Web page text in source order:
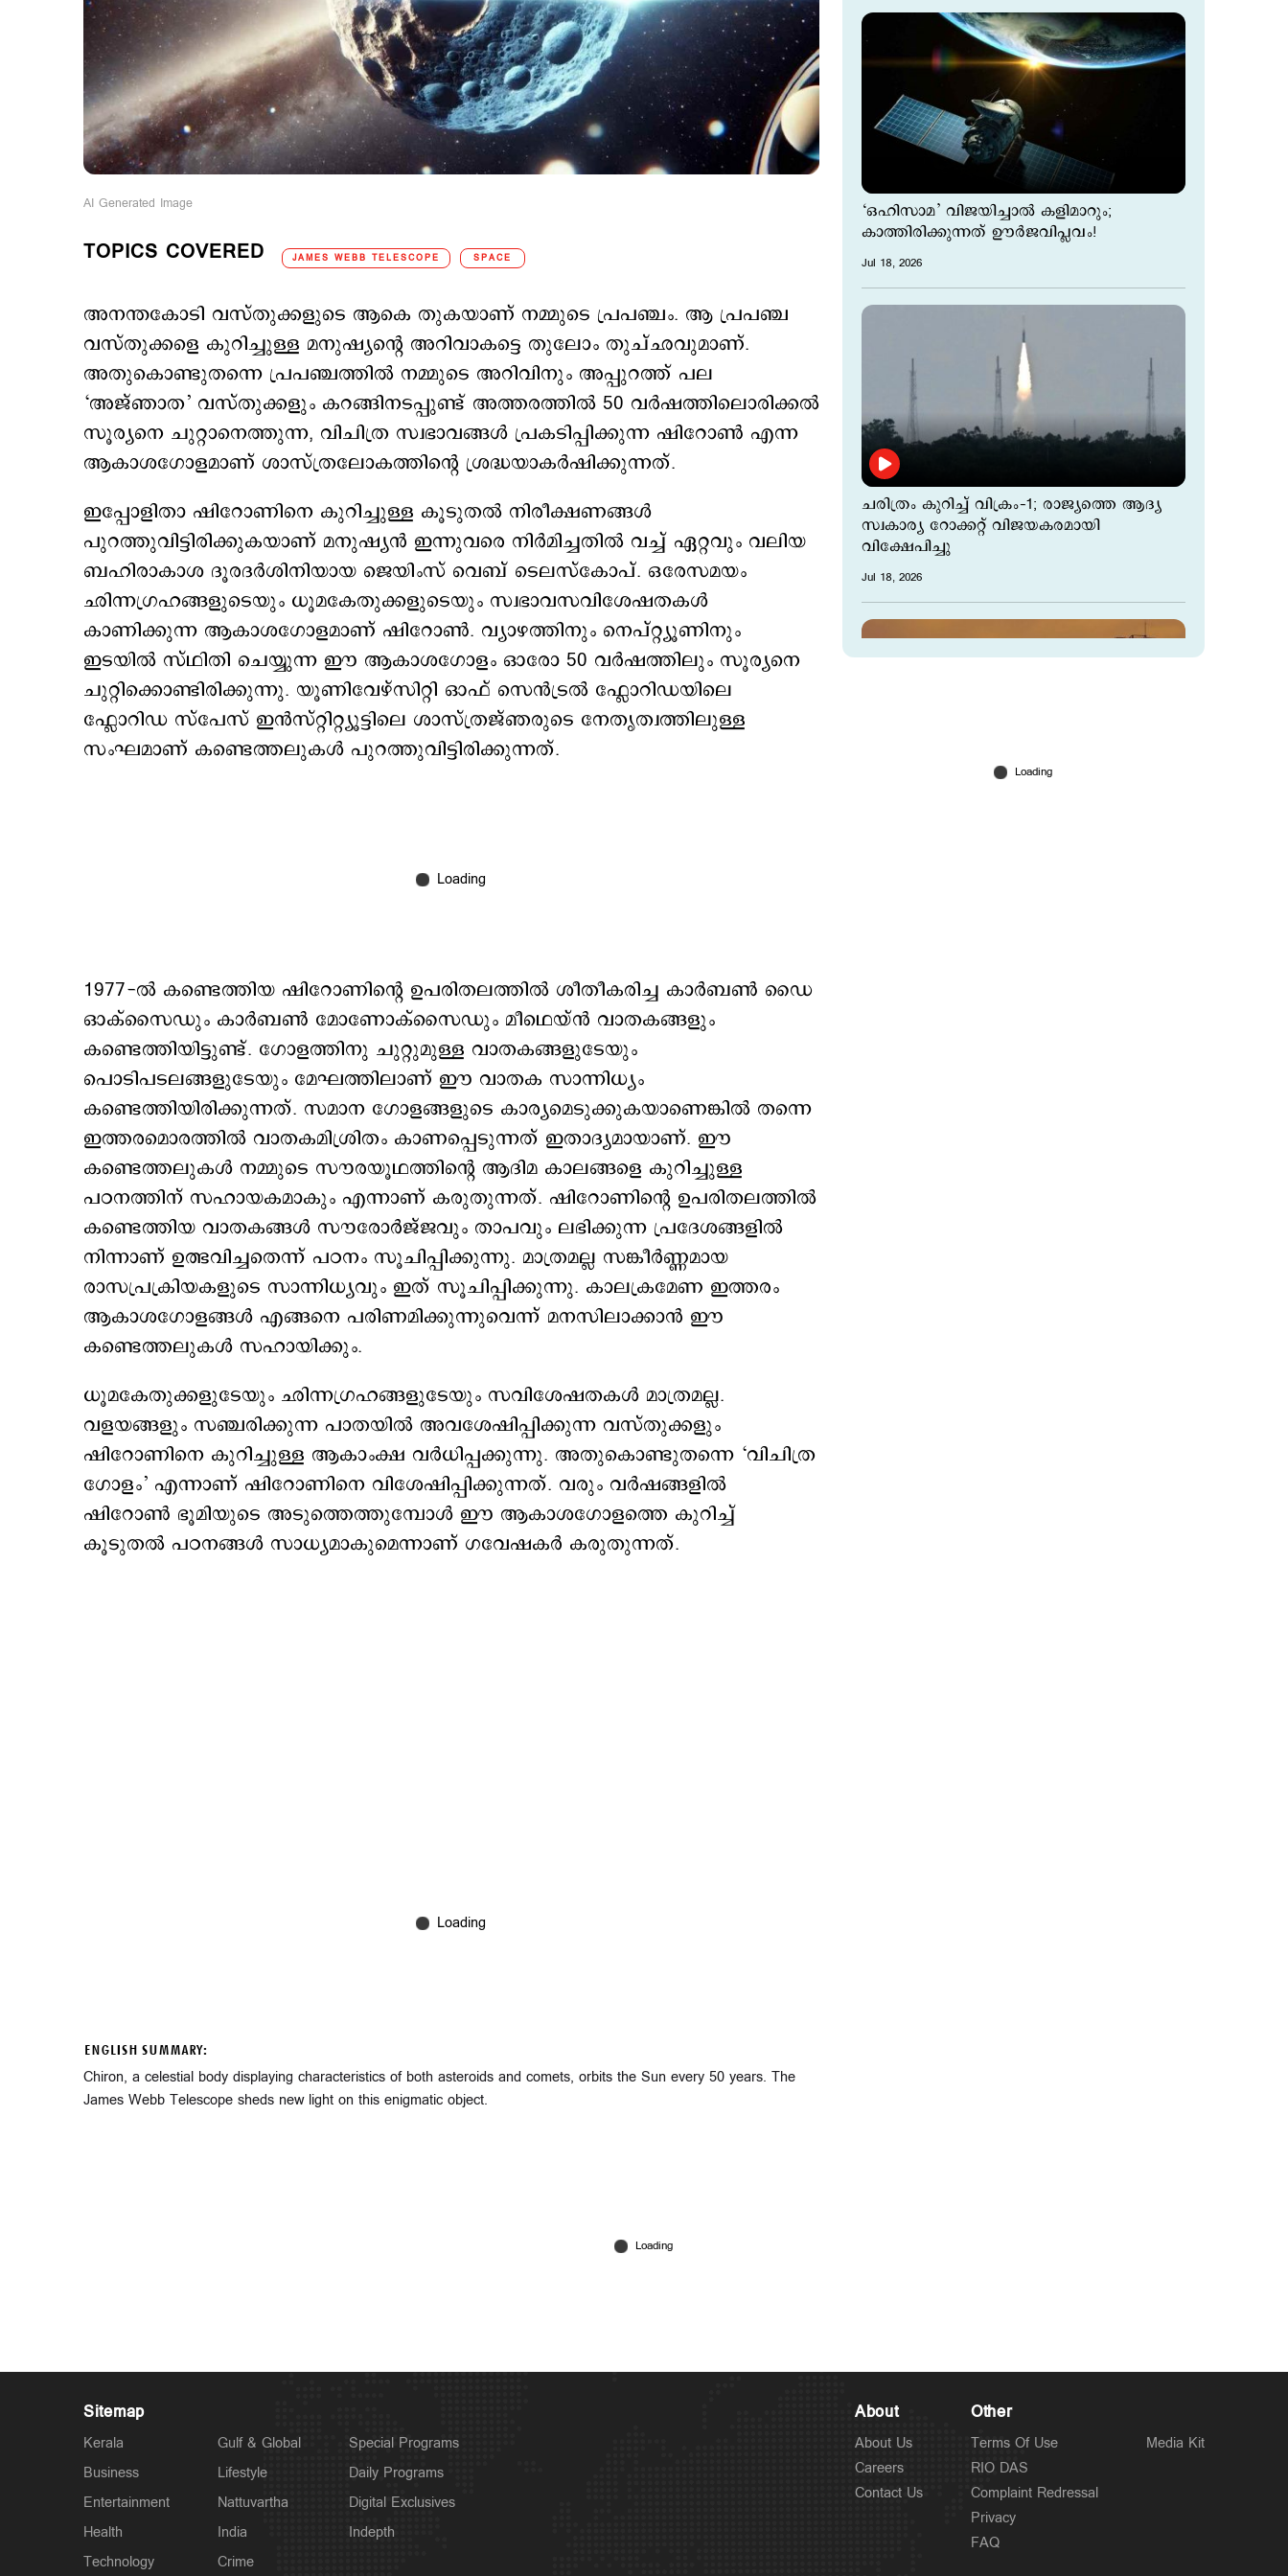
AI Generated Image
TOPICS COVERED JAMES WEBB TELESCOPE SPACE
അനന്തകോടി വസ്തുക്കളുടെ ആകെ തുകയാണ് നമ്മുടെ പ്രപഞ്ചം. ആ പ്രപഞ്ച
വസ്തുക്കളെ കുറിച്ചുള്ള മനുഷ്യന്‍റെ അറിവാകട്ടെ തുലോം തുച്ഛവുമാണ്.
അതുകൊണ്ടുതന്നെ പ്രപഞ്ചത്തില്‍ നമ്മുടെ അറിവിനും അപ്പുറത്ത് പല
‘അ‍‍ജ്ഞാത’ വസ്തുക്കളും കറങ്ങിനടപ്പുണ്ട് അത്തരത്തില്‍ 50 വര്‍ഷത്തിലൊരിക്കല്‍
സൂര്യനെ ചുറ്റാനെത്തുന്ന, വിചിത്ര സ്വഭാവങ്ങള്‍ പ്രകടിപ്പിക്കുന്ന ഷിറോണ്‍ എന്ന
ആകാശഗോളമാണ് ശാസ്ത്രലോകത്തിന്‍റെ ശ്രദ്ധയാകര്‍ഷിക്കുന്നത്.
ഇപ്പോളിതാ ഷിറോണിനെ കുറിച്ചുള്ള കൂടുതല്‍ നിരീക്ഷണങ്ങള്‍
പുറത്തുവിട്ടിരിക്കുകയാണ് മനുഷ്യന്‍ ഇന്നുവരെ നിര്‍മിച്ചതില്‍ വച്ച് ഏറ്റവും വലിയ
ബഹിരാകാശ ദൂരദര്‍ശിനിയായ ജെയിംസ് വെബ് ടെലസ്‌കോപ്. ഒരേസമയം
ഛിന്നഗ്രഹങ്ങളുടെയും ധൂമകേതുക്കളുടെയും സ്വഭാവസവിശേഷതകള്‍
കാണിക്കുന്ന ആകാശഗോളമാണ് ഷിറോണ്‍. വ്യാഴത്തിനും നെപ്റ്റ്യൂണിനും
ഇടയിൽ സ്ഥിതി ചെയ്യുന്ന ഈ ആകാശഗോളം ഓരോ 50 വർഷത്തിലും സൂര്യനെ
ചുറ്റിക്കൊണ്ടിരിക്കുന്നു. യൂണിവേഴ്‌സിറ്റി ഓഫ് സെൻട്രൽ ഫ്ലോറിഡയിലെ
ഫ്ലോറിഡ സ്‌പേസ് ഇൻസ്റ്റിറ്റ്യൂട്ടിലെ ശാസ്ത്രജ്ഞരുടെ നേതൃത്വത്തിലുള്ള
സംഘമാണ് കണ്ടെത്തലുകൾ പുറത്തുവിട്ടിരിക്കുന്നത്.
1977-ൽ കണ്ടെത്തിയ ഷിറോണിന്‍റെ ഉപരിതലത്തിൽ ശീതീകരിച്ച കാർബൺ ഡൈ
ഓക്സൈഡും കാർബൺ മോണോക്സൈഡും മീഥെയ്ൻ വാതകങ്ങളും
കണ്ടെത്തിയിട്ടുണ്ട്. ഗോളത്തിനു ചുറ്റുമുള്ള വാതകങ്ങളുടേയും
പൊടിപടലങ്ങളുടേയും മേഘത്തിലാണ് ഈ വാതക സാന്നിധ്യം
കണ്ടെത്തിയിരിക്കുന്നത്. സമാന ഗോളങ്ങളുടെ കാര്യമെടുക്കുകയാണെങ്കില്‍ തന്നെ
ഇത്തരമൊരത്തില്‍ വാതകമിശ്രിതം കാണപ്പെടുന്നത് ഇതാദ്യമായാണ്. ഈ
കണ്ടെത്തലുകൾ നമ്മുടെ സൗരയൂഥത്തിന്‍റെ ആദിമ കാലങ്ങളെ കുറിച്ചുള്ള
പഠനത്തിന് സഹായകമാകും എന്നാണ് കരുതുന്നത്. ഷിറോണിന്‍റെ ഉപരിതലത്തിൽ
‌‌കണ്ടെത്തിയ വാതകങ്ങൾ സൗരോർജ്ജവും താപവും ലഭിക്കുന്ന പ്രദേശങ്ങളിൽ
നിന്നാണ് ഉത്ഭവിച്ചതെന്ന് പഠനം സൂചിപ്പിക്കുന്നു. മാത്രമല്ല സങ്കീർണ്ണമായ
രാസപ്രക്രിയകളുടെ സാന്നിധ്യവും ഇത് സൂചിപ്പിക്കുന്നു. കാലക്രമേണ ഇത്തരം
ആകാശഗോളങ്ങള്‍ എങ്ങനെ പരിണമിക്കുന്നുവെന്ന് മനസിലാക്കാന്‍ ഈ
കണ്ടെത്തലുകള്‍ സഹായിക്കും.
ധൂമകേതുക്കളുടേയും ഛിന്നഗ്രഹങ്ങളുടേയും സവിശേഷതകള്‍ മാത്രമല്ല.
വളയങ്ങളും സഞ്ചരിക്കുന്ന പാതയില്‍ അവശേഷിപ്പിക്കുന്ന വസ്തുക്കളും
ഷിറോണിനെ കുറിച്ചുള്ള ആകാംക്ഷ വര്‍ധിപ്പക്കുന്നു. അതുകൊണ്ടുതന്നെ ‘വിചിത്ര
ഗോളം’ എന്നാണ് ഷിറോണിനെ വിശേഷിപ്പിക്കുന്നത്. വരും വർഷങ്ങളിൽ
ഷിറോൺ ഭൂമിയുടെ അടുത്തെത്തുമ്പോള്‍ ഈ ആകാശഗോളത്തെ കുറിച്ച്
കൂടുതല്‍ പഠനങ്ങള്‍ സാധ്യമാകുമെന്നാണ് ഗവേഷകര്‍ കരുതുന്നത്.
ENGLISH SUMMARY:
Chiron, a celestial body displaying characteristics of both asteroids and comets, orbits the Sun every 50 years. The
James Webb Telescope sheds new light on this enigmatic object.
‘ഒഹിസാമ’ വിജയിച്ചാല്‍ കളിമാറും;
കാത്തിരിക്കുന്നത് ഊര്‍ജവിപ്ലവം!
Jul 18, 2026
ചരിത്രം കുറിച്ച് വിക്രം–1; രാജ്യത്തെ ആദ്യ
സ്വകാര്യ റോക്കറ്റ് വിജയകരമായി
വിക്ഷേപിച്ചു
Jul 18, 2026
Sitemap
Kerala
Business
Entertainment
Health
Technology
Gulf & Global
Lifestyle
Nattuvartha
India
Crime
Special Programs
Daily Programs
Digital Exclusives
Indepth
About
About Us
Careers
Contact Us
Other
Terms Of Use
RIO DAS
Complaint Redressal
Privacy
FAQ
Media Kit